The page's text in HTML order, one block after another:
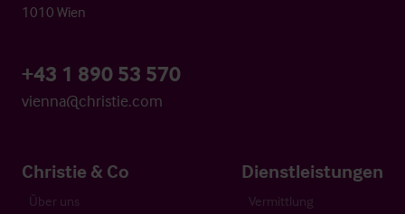
1010 Wien
+43 1 890 53 570
vienna@christie.com
Christie & Co
Über uns
Dienstleistungen
Vermittlung